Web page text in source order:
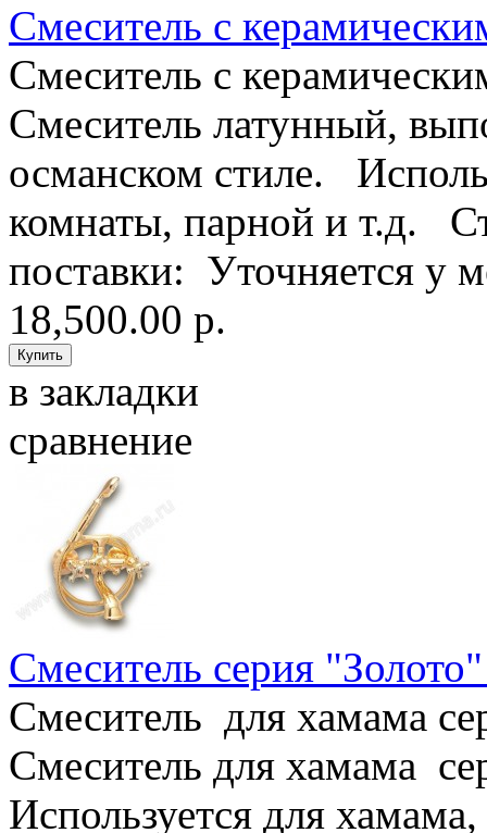
Смеситель с
Смеситель с
Смеситель латунный,
османском стиле.
комнаты, парной и т.д.
поставки: Уточняется у
18,500.00 р.
в закладки
сравнение
Смеситель серия
Смеситель для хамама
Смеситель для хамама
Используется для